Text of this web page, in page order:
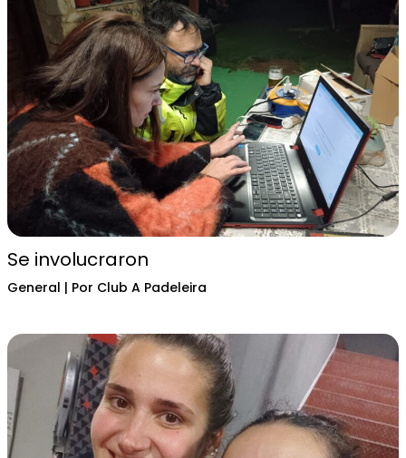
Se involucraron
General | Por Club A Padeleira